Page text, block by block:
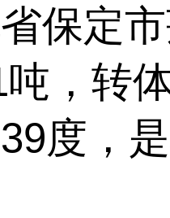
保定
，转
度，